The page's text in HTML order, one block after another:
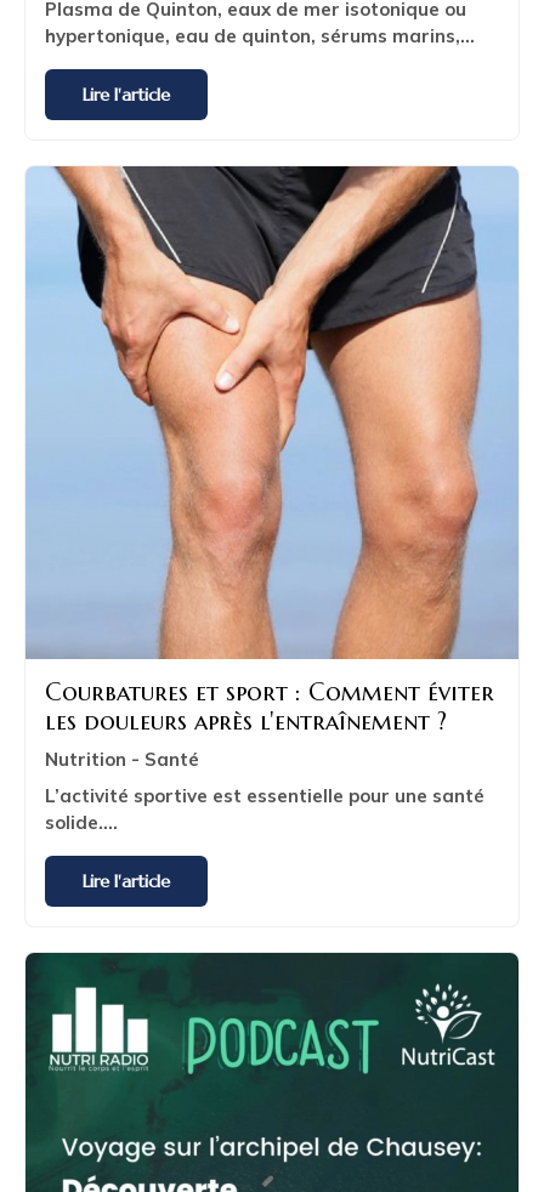
Plasma de Quinton, eaux de mer isotonique ou
hypertonique, eau de quinton, sérums marins,...
Lire l'article
Courbatures et sport : Comment éviter
les douleurs après l'entraînement ?
Nutrition - Santé
L’activité sportive est essentielle pour une santé
solide....
Lire l'article